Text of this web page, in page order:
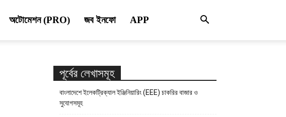
অটোমেশন (PRO) জব ইনফো APP
পূর্বের লেখাসমূহ
বাংলাদেশে ইলেকট্রিক্যাল ইঞ্জিনিয়ারিং (EEE) চাকরির বাজার ও
সুযোগসমূহ